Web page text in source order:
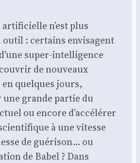
n’est plus
outil : certains envisagent
super-intelligence
de nouveaux
quelques jours,
une grande partie du
ou encore d’accélérer
à une vitesse
de guérison… ou
de Babel ? Dans